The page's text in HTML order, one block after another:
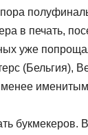
в печать,
уже
(Бельгия),
букмекеров.